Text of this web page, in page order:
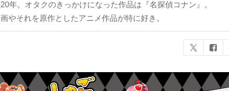
年。オタクのきっかけになった作品は『名探偵コナン』。
やそれを原作としたアニメ作品が特に好き。